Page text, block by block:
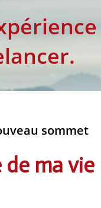
sommet
de ma vie